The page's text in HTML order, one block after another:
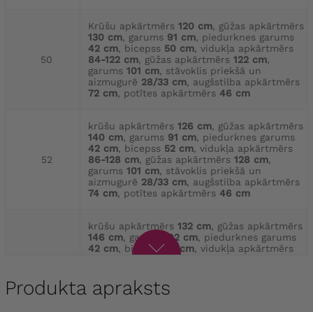
50
Krūšu apkārtmērs 120 cm, gūžas apkārtmērs
130 cm, garums 91 cm, piedurknes garums
42 cm, bicepss 50 cm, vidukļa apkārtmērs
84-122 cm, gūžas apkārtmērs 122 cm,
garums 101 cm, stāvoklis priekšā un
aizmugurē 28/33 cm, augšstilba apkārtmērs
72 cm, potītes apkārtmērs 46 cm
52
krūšu apkārtmērs 126 cm, gūžas apkārtmērs
140 cm, garums 91 cm, piedurknes garums
42 cm, bicepss 52 cm, vidukļa apkārtmērs
86-128 cm, gūžas apkārtmērs 128 cm,
garums 101 cm, stāvoklis priekšā un
aizmugurē 28/33 cm, augšstilba apkārtmērs
74 cm, potītes apkārtmērs 46 cm
krūšu apkārtmērs 132 cm, gūžas apkārtmērs
146 cm, garums 92 cm, piedurknes garums
42 cm, bicepss 54 cm, vidukļa apkārtmērs
aizmugurē 28/33 cm
76 cm , potītes apkārtmērs
Produkta apraksts